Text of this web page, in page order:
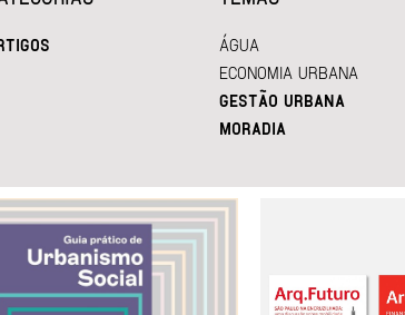
ÁGUA
ECONOMIA URBANA
GESTÃO URBANA
MORADIA